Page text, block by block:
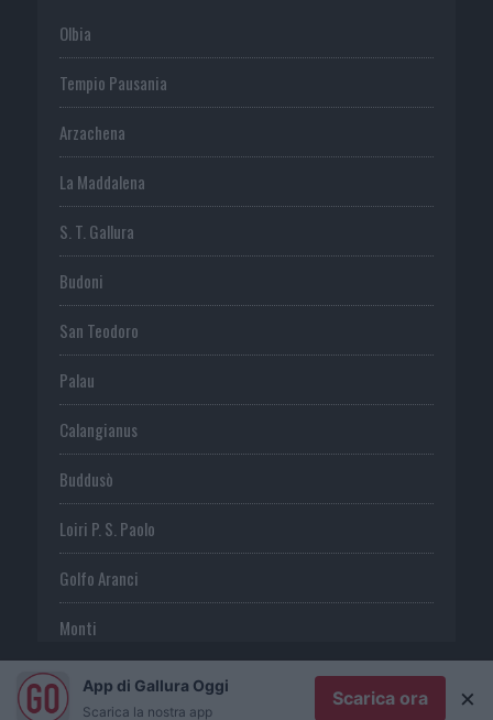
Olbia
Tempio Pausania
Arzachena
La Maddalena
S. T. Gallura
Budoni
San Teodoro
Palau
Calangianus
Buddusò
Loiri P. S. Paolo
Golfo Aranci
Monti
TeltiApp di Gallura Oggi
Scarica la nostra app
Scarica ora ×